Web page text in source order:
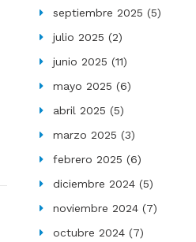
septiembre 2025 (5)
julio 2025 (2)
junio 2025 (11)
mayo 2025 (6)
abril 2025 (5)
marzo 2025 (3)
febrero 2025 (6)
diciembre 2024 (5)
noviembre 2024 (7)
octubre 2024 (7)